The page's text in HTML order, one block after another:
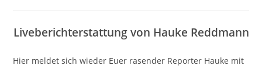
Liveberichterstattung von Hauke Reddmann
Hier meldet sich wieder Euer rasender Reporter Hauke mit